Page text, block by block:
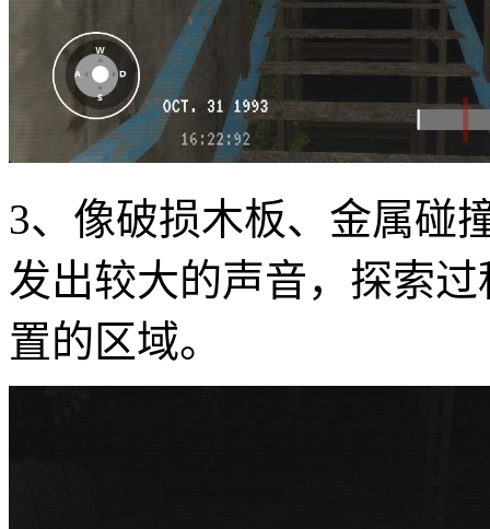
3、像破损木板、金属碰
发出较大的声音，探索
置的区域。